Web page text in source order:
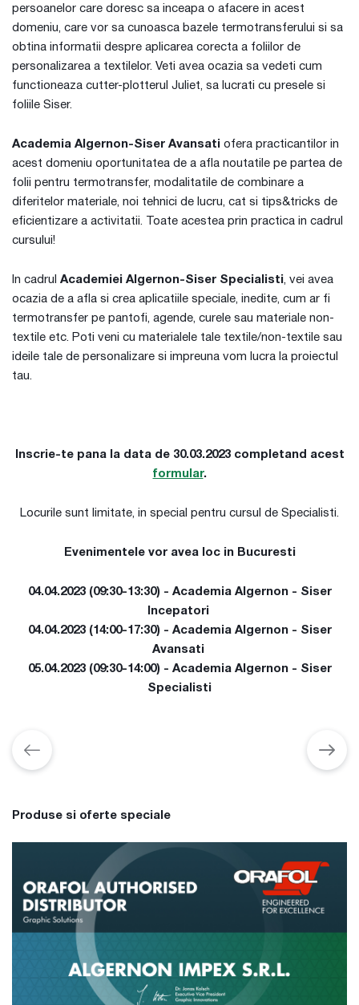
persoanelor care doresc sa inceapa o afacere in acest
domeniu, care vor sa cunoasca bazele termotransferului si sa
obtina informatii despre aplicarea corecta a foliilor de
personalizarea a textilelor. Veti avea ocazia sa vedeti cum
functioneaza cutter-plotterul Juliet, sa lucrati cu presele si
foliile Siser.
Academia Algernon-Siser Avansati ofera practicantilor in
acest domeniu oportunitatea de a afla noutatile pe partea de
folii pentru termotransfer, modalitatile de combinare a
diferitelor materiale, noi tehnici de lucru, cat si tips&tricks de
eficientizare a activitatii. Toate acestea prin practica in cadrul
cursului!
In cadrul Academiei Algernon-Siser Specialisti , vei avea
ocazia de a afla si crea aplicatiile speciale, inedite, cum ar fi
termotransfer pe pantofi, agende, curele sau materiale non-
textile etc. Poti veni cu materialele tale textile/non-textile sau
ideile tale de personalizare si impreuna vom lucra la proiectul
tau.
Inscrie-te pana la data de 30.03.2023 completand acest
formular.
Locurile sunt limitate, in special pentru cursul de Specialisti.
Evenimentele vor avea loc in Bucuresti
04.04.2023 (09:30-13:30) - Academia Algernon - Siser
Incepatori
04.04.2023 (14:00-17:30) - Academia Algernon - Siser
Avansati
05.04.2023 (09:30-14:00) - Academia Algernon - Siser
Specialisti
Produse si oferte speciale